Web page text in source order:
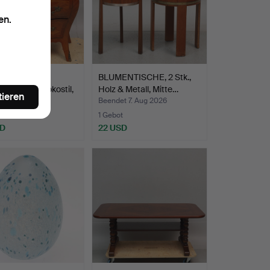
Rokokostil,
7. Aug 2026
BLUMENTISCHE, 2 Stk.,
Holz & Metall, Mitte…
Beendet 7. Aug 2026
1 Gebot
22 USD